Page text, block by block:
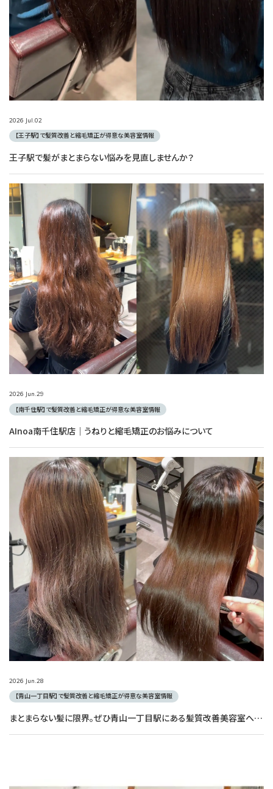
2026 Jul.02
【王子駅】で髪質改善と縮毛矯正が得意な美容室情報
王子駅で髪がまとまらない悩みを見直しませんか？
2026 Jun.29
【南千住駅】で髪質改善と縮毛矯正が得意な美容室情報
AInoa南千住駅店｜うねりと縮毛矯正のお悩みについて
2026 Jun. 28
【青山一丁目駅】で髪質改善と縮毛矯正が得意な美容室情報
まとまらない髪に限界。ぜひ青山一丁目駅にある髪質改善美容室へお越しください！